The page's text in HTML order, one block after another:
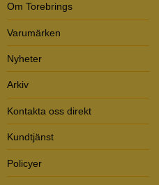
Om Torebrings
Varumärken
Nyheter
Arkiv
Kontakta oss direkt
Kundtjänst
Policyer